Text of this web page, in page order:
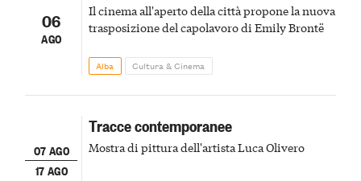
06
AGO
Il cinema all'aperto della città propone la nuova
trasposizione del capolavoro di Emily Brontë
Alba Cultura & Cinema
07 AGO
17 AGO
Tracce contemporanee
Mostra di pittura dell'artista Luca Olivero